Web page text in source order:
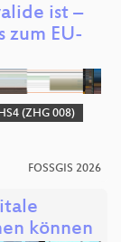
ist –
zum EU-
(ZHG 008)
FOSSGIS 2026
können